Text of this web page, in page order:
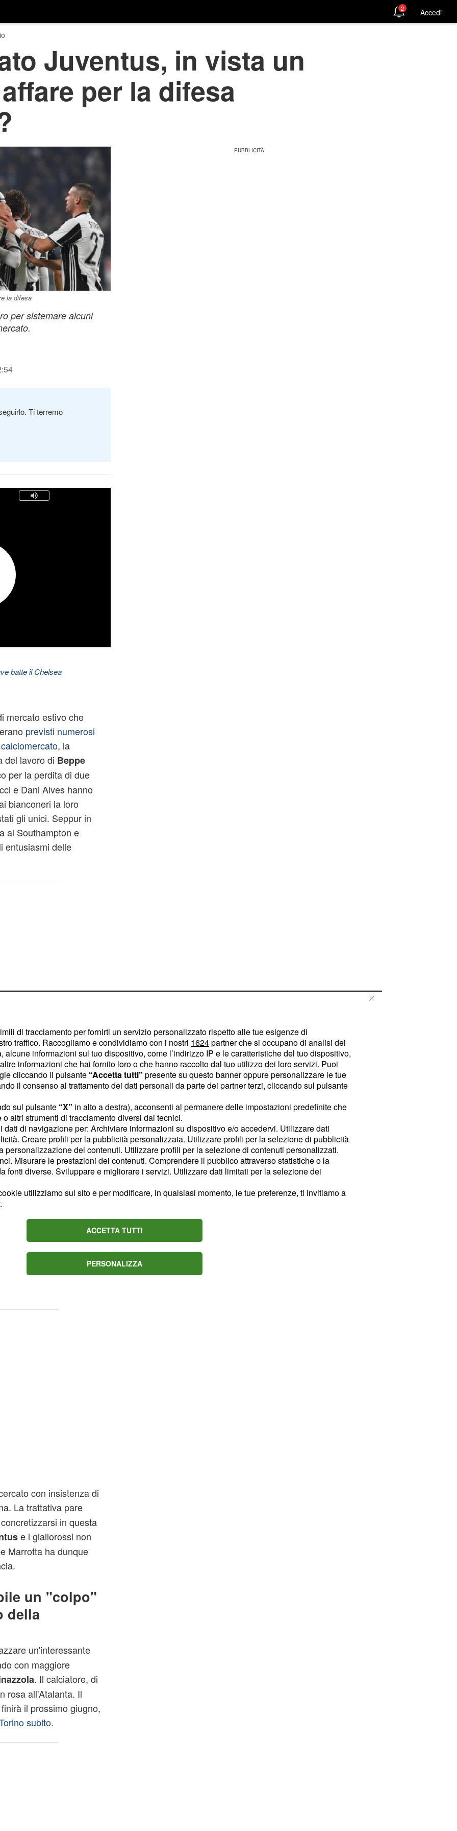
2 Accedi
Juventus, in vista un
per la difesa
la difesa
per sistemare alcuni
Ti terremo
batte il Chelsea
mercato estivo che
previsti numerosi
, la
del lavoro di Beppe
per la perdita di due
e Dani Alves hanno
bianconeri la loro
gli unici. Seppur in
al Southampton e
entusiasmi delle
dopo la
la Lazio.
sistemare
che la difesa necessità
stagione, i vari
bisogno di
la possibilità di
su più fronti, e l'età
in rosa, potrebbe
Beppe
una serie di
Valencia in cima alla
con insistenza di
La trattativa pare
in questa
e i giallorossi non
Marrotta ha dunque
un "colpo"
della
un'interessante
con maggiore
. Il calciatore, di
rosa all'Atalanta. Il
il prossimo giugno,
subito.
di tracciamento per fornirti un servizio personalizzato rispetto alle tue esigenze di
traffico. Raccogliamo e condividiamo con i nostri 1624partner che si occupano di analisi dei
informazioni sul tuo dispositivo, come l’indirizzo IP e le caratteristiche del tuo dispositivo,
informazioni che hai fornito loro o che hanno raccolto dal tuo utilizzo dei loro servizi. Puoi
cliccando il pulsante “Accetta tutti” presente su questo banner oppure personalizzare le tue
il consenso al trattamento dei dati personali da parte dei partner terzi, cliccando sul pulsante
sul pulsante “X” in alto a destra), acconsenti al permanere delle impostazioni predefinite che
altri strumenti di tracciamento diversi dai tecnici.
dati di navigazione per: Archiviare informazioni su dispositivo e/o accedervi. Utilizzare dati
Creare profili per la pubblicità personalizzata. Utilizzare profili per la selezione di pubblicità
personalizzazione dei contenuti. Utilizzare profili per la selezione di contenuti personalizzati.
Misurare le prestazioni dei contenuti. Comprendere il pubblico attraverso statistiche o la
fonti diverse. Sviluppare e migliorare i servizi. Utilizzare dati limitati per la selezione dei
utilizziamo sul sito e per modificare, in qualsiasi momento, le tue preferenze, ti invitiamo a
.
ACCETTA TUTTI
PERSONALIZZA